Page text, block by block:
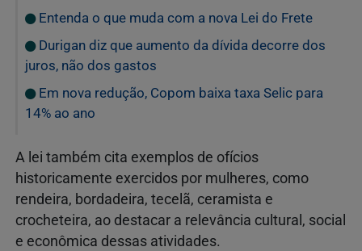
Entenda o que muda com a nova Lei do Frete
Durigan diz que aumento da dívida decorre dos
juros, não dos gastos
Em nova redução, Copom baixa taxa Selic para
14% ao ano
A lei também cita exemplos de ofícios
historicamente exercidos por mulheres, como
rendeira, bordadeira, tecelã, ceramista e
crocheteira, ao destacar a relevância cultural, social
e econômica dessas atividades.